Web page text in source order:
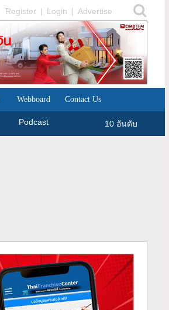
Register | Login | Advertise
Webboard Contact Us
Podcast 10 อันดับ